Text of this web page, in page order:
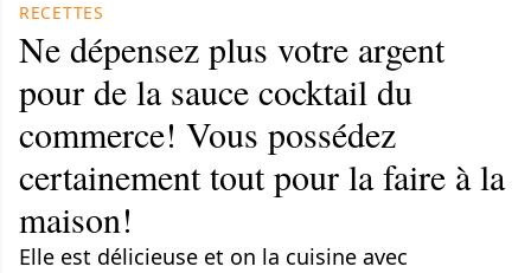
RECETTES
Ne dépensez plus votre argent
pour de la sauce cocktail du
commerce! Vous possédez
certainement tout pour la faire à la
maison!
Elle est délicieuse et on la cuisine avec